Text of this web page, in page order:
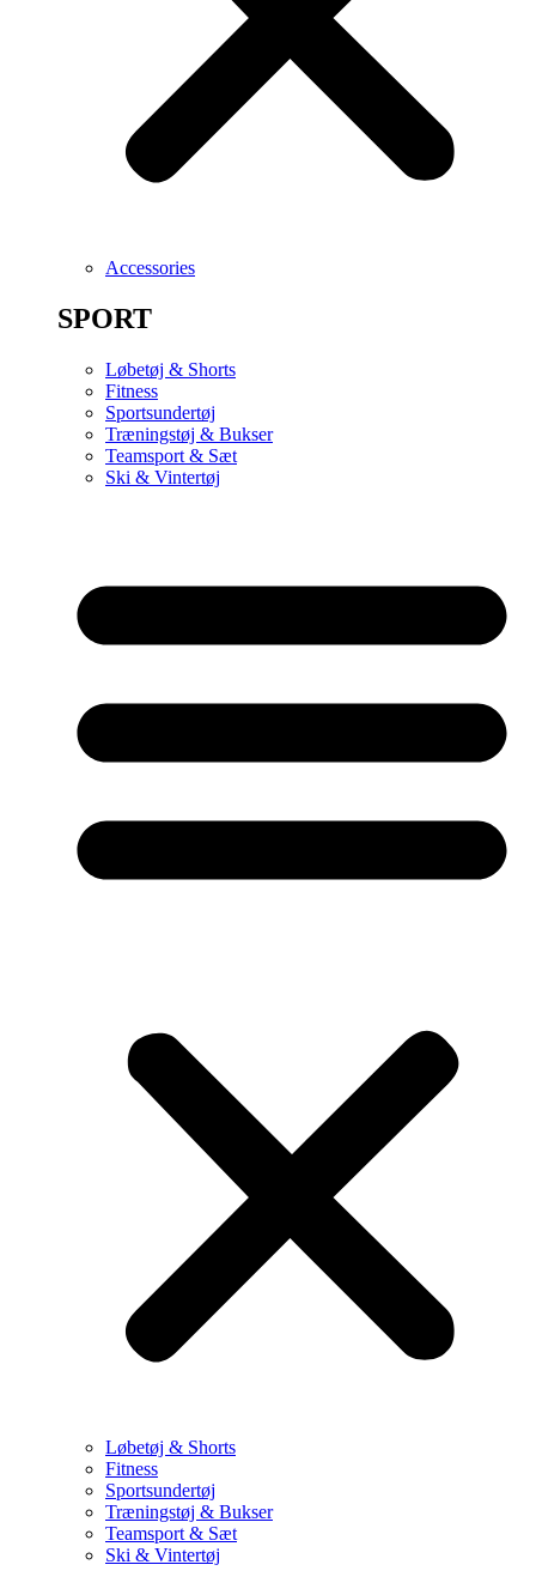
Accessories
SPORT
Løbetøj & Shorts
Fitness
Sportsundertøj
Træningstøj & Bukser
Teamsport & Sæt
Ski & Vintertøj
Løbetøj & Shorts
Fitness
Sportsundertøj
Træningstøj & Bukser
Teamsport & Sæt
Ski & Vintertøj